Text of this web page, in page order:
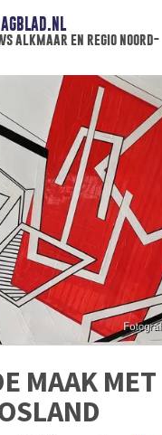
alkmaar en regio noord-
MAAK MET